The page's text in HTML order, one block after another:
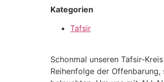
Kategorien
Tafsir
Schonmal unseren Tafsir-
Reihenfolge der